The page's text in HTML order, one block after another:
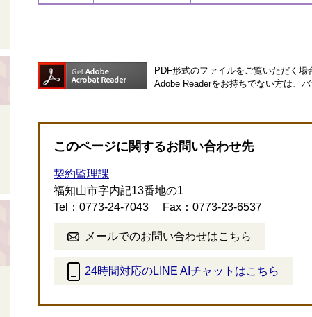
PDF形式のファイルをご覧いただく場
Adobe Readerをお持ちでない方は、
このページに関するお問い合わせ先
契約監理課
福知山市字内記13番地の1
Tel：0773-24-7043
Fax：0773-23-6537
メールでのお問い合わせはこちら
24時間対応のLINE AIチャットはこちら
外